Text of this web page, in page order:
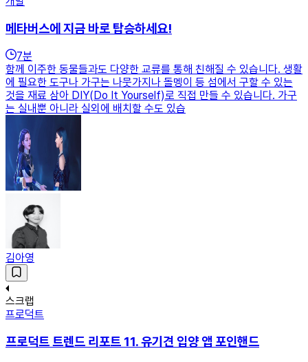
메타버스에 지금 바로 탑승하세요!
7분
함께 이주한 동물들과도 다양한 교류를 통해 친해질 수 있습니다. 생활
에 필요한 도구나 가구는 나뭇가지나 돌멩이 등 섬에서 구할 수 있는
것을 재료 삼아 DIY(Do It Yourself)로 직접 만들 수 있습니다. 가구
는 실내뿐 아니라 실외에 배치할 수도 있습
김아영
스크랩
프로덕트
프로덕트 트렌드 리포트 11. 유기견 입양 앱 포인핸드